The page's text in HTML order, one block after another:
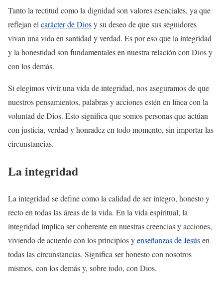
Tanto la rectitud como la dignidad son valores esenciales, ya que
reflejan elcarácter de Diosy su deseo de que sus seguidores
vivan una vida en santidad y verdad. Es por eso que la integridad
y la honestidad son fundamentales en nuestra relación con Dios y
con los demás.
Si elegimos vivir una vida de integridad, nos aseguramos de que
nuestros pensamientos, palabras y acciones estén en línea con la
voluntad de Dios. Esto significa que somos personas que actúan
con justicia, verdad y honradez en todo momento, sin importar las
circunstancias.
La integridad
La integridad se define como la calidad de ser íntegro, honesto y
recto en todas las áreas de la vida. En la vida espiritual, la
integridad implica ser coherente en nuestras creencias y acciones,
viviendo de acuerdo con los principios yenseñanzas de Jesúsen
todas las circunstancias. Significa ser honesto con nosotros
mismos, con los demás y, sobre todo, con Dios.